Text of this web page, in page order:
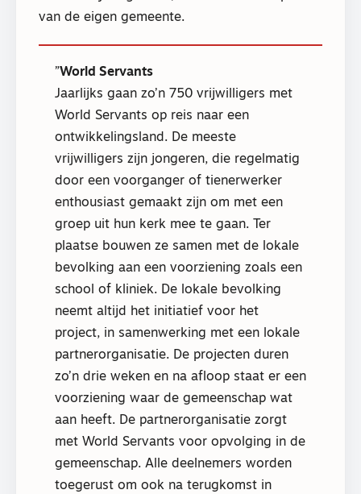
van de eigen gemeente.
World Servants
Jaarlijks gaan zo’n 750 vrijwilligers met
World Servants op reis naar een
ontwikkelingsland. De meeste
vrijwilligers zijn jongeren, die regelmatig
door een voorganger of tienerwerker
enthousiast gemaakt zijn om met een
groep uit hun kerk mee te gaan. Ter
plaatse bouwen ze samen met de lokale
bevolking aan een voorziening zoals een
school of kliniek. De lokale bevolking
neemt altijd het initiatief voor het
project, in samenwerking met een lokale
partnerorganisatie. De projecten duren
zo’n drie weken en na afloop staat er een
voorziening waar de gemeenschap wat
aan heeft. De partnerorganisatie zorgt
met World Servants voor opvolging in de
gemeenschap. Alle deelnemers worden
toegerust om ook na terugkomst in